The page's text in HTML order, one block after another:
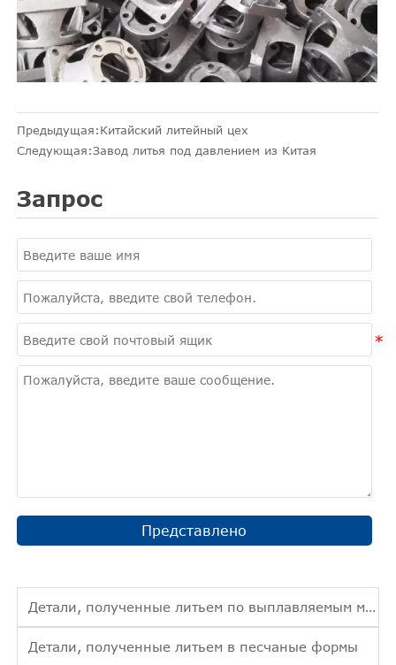
Предыдущая:Китайский литейный цех
Следующая:Завод литья под давлением из Китая
Запрос
Представлено
Детали, полученные литьем по выплавляемым моделям
Детали, полученные литьем в песчаные формы